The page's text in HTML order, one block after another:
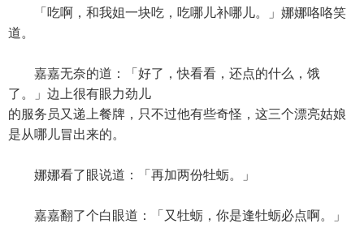
「吃啊，和我姐一块吃，吃哪儿补哪儿。」娜娜咯咯笑
道。
嘉嘉无奈的道：「好了，快看看，还点的什么，饿
了。」边上很有眼力劲儿
的服务员又递上餐牌，只不过他有些奇怪，这三个漂亮姑娘
是从哪儿冒出来的。
娜娜看了眼说道：「再加两份牡蛎。」
嘉嘉翻了个白眼道：「又牡蛎，你是逢牡蛎必点啊。」